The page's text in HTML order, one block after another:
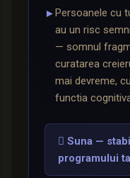
►Persoanele cu
au un risc
— somnul
curatarea
mai devreme,
functia
 Suna —
programului